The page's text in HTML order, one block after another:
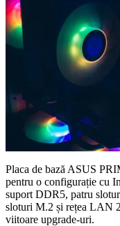
Placa de bază ASUS
pentru o configurație cu
suport DDR5, patru
sloturi M.2 și rețea LAN
viitoare upgrade-uri.